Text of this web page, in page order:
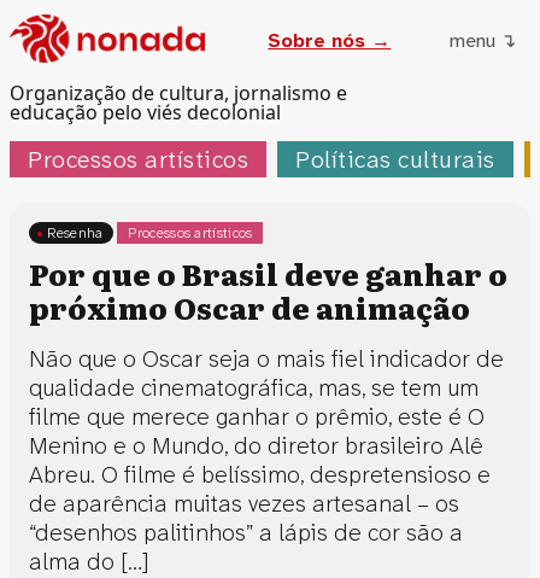
Organização de cultura, jornalismo e
educação pelo viés decolonial
Sobre nós → menu ↴
Processos artísticos Políticas culturais
Processos artísticos
Resenha
Por que o Brasil deve ganhar o
próximo Oscar de animação
Não que o Oscar seja o mais fiel indicador de
qualidade cinematográfica, mas, se tem um
filme que merece ganhar o prêmio, este é O
Menino e o Mundo, do diretor brasileiro Alê
Abreu. O filme é belíssimo, despretensioso e
de aparência muitas vezes artesanal – os
“desenhos palitinhos” a lápis de cor são a
alma do […]